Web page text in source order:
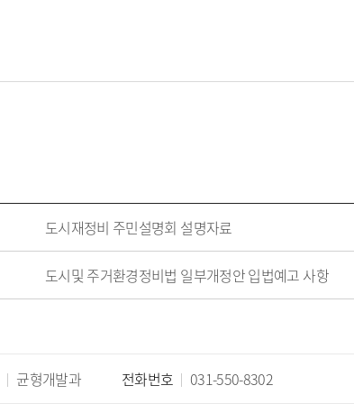
도시재정비 주민설명회 설명자료
도시및 주거환경정비법 일부개정안 입법예고 사항
균형개발과 전화번호 031-550-8302